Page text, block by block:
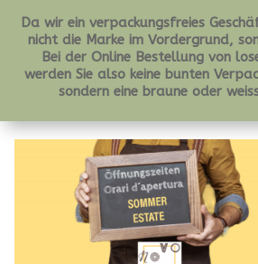
Da wir ein verpackungsfreies
nicht die Marke im Vordergrund,
Bei der Online Bestellung von
werden Sie also keine bunten
sondern eine braune oder